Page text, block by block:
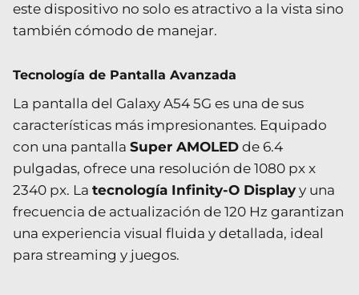
este dispositivo no solo es atractivo a la vista sino
también cómodo de manejar.
Tecnología de Pantalla Avanzada
La pantalla del Galaxy A54 5G es una de sus
características más impresionantes. Equipado
con una pantalla Super AMOLED de 6.4
pulgadas, ofrece una resolución de 1080 px x
2340 px. La tecnología Infinity-O Display y una
frecuencia de actualización de 120 Hz garantizan
una experiencia visual fluida y detallada, ideal
para streaming y juegos.